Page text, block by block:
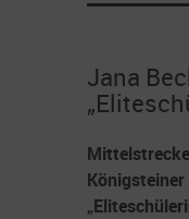
Jana